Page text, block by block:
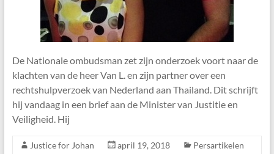
De Nationale ombudsman zet zijn onderzoek voort naar de
klachten van de heer Van L. en zijn partner over een
rechtshulpverzoek van Nederland aan Thailand. Dit schrijft
hij vandaag in een brief aan de Minister van Justitie en
Veiligheid. Hij
Justice for Johan april 19, 2018
Persartikelen